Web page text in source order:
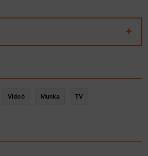
Videó Munka TV